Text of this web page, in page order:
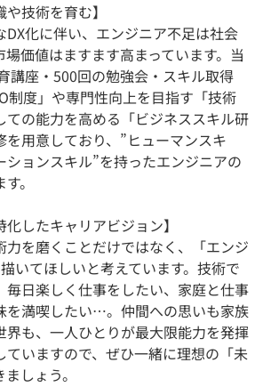
や技術を育む】
化に伴い、エンジニア不足は社会
価値はますます高まっています。当
講座・500回の勉強会・スキル取得
制度」や専門性向上を目指す「技術
ての能力を高める「ビジネススキル研
用意しており、”ヒューマンスキ
ションスキル”を持ったエンジニアの
。
化したキャリアビジョン】
力を磨くことだけではなく、「エンジ
いてほしいと考えています。技術で
毎日楽しく仕事をしたい、家庭と仕事
を満喫したい…。仲間への思いも家族
界も、一人ひとりが最大限能力を発揮
ていますので、ぜひ一緒に理想の「未
しょう。